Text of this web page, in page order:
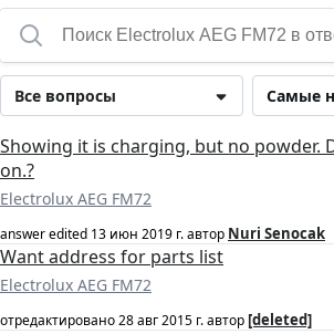
Самые
Все вопросы
Showing it is charging, but no powder.
on.?
Electrolux AEG FM72
answer edited 13 июн 2019 г.автор Nuri Senocak
Want address for parts list
Electrolux AEG FM72
отредактировано28 авг 2015 г.автор [deleted]